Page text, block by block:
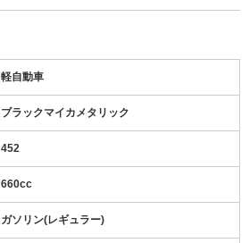
軽自動車
ブラックマイカメタリック
452
660cc
ガソリン(レギュラー)